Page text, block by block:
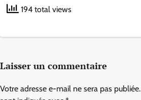
194 total views
Laisser un commentaire
Votre adresse e-mail ne sera pas publiée.